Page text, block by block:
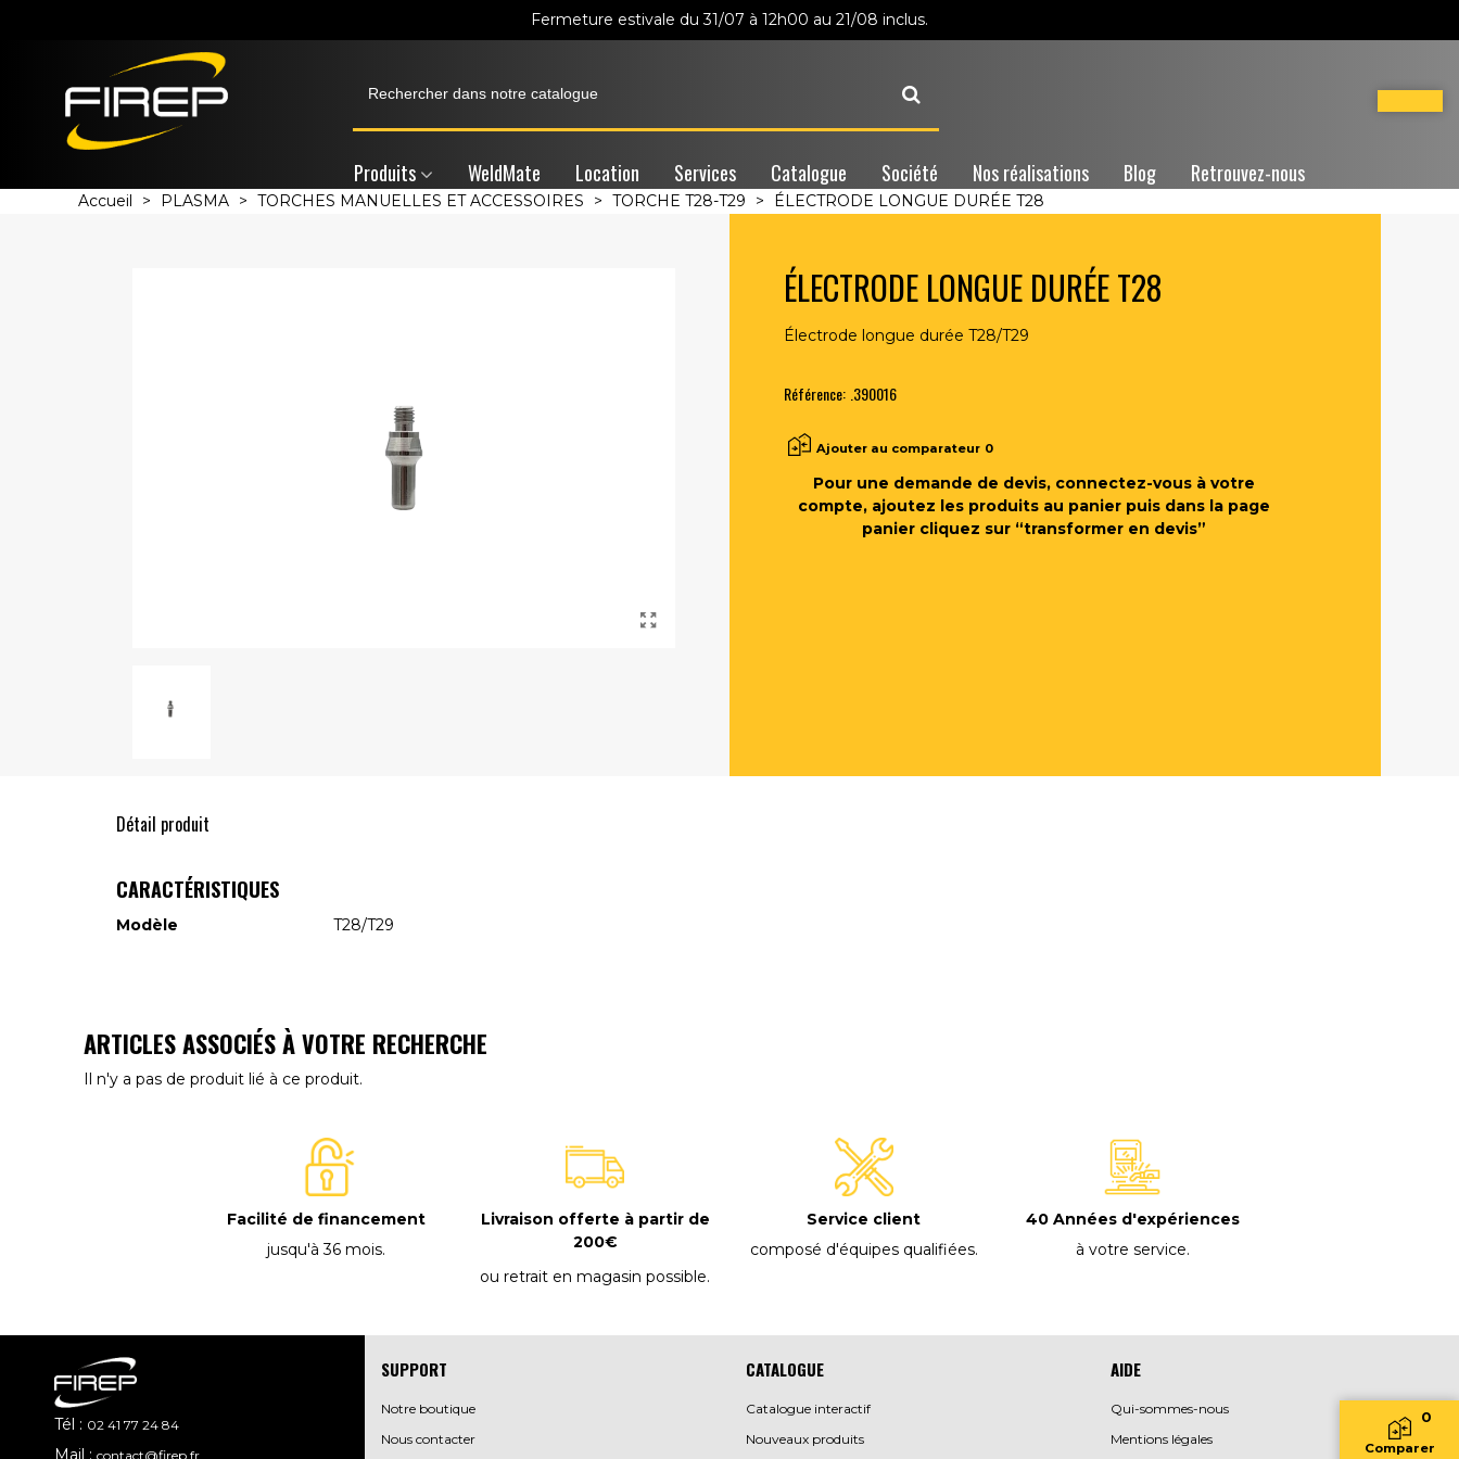
Fermeture estivale du 31/07 à 12h00 au 21/08 inclus.
Produits WeldMate Location Services Catalogue Société Nos réalisations Blog Retrouvez-nous
Accueil > PLASMA > TORCHES MANUELLES ET ACCESSOIRES > TORCHE T28-T29 > ÉLECTRODE LONGUE DURÉE T28
ÉLECTRODE LONGUE DURÉE T28
Électrode longue durée T28/T29
Référence: .390016
Ajouter au comparateur 0
Pour une demande de devis, connectez-vous à votre
compte, ajoutez les produits au panier puis dans la page
panier cliquez sur “transformer en devis”
Détail produit
CARACTÉRISTIQUES
Modèle T28/T29
ARTICLES ASSOCIÉS À VOTRE RECHERCHE
Il n'y a pas de produit lié à ce produit.
Facilité de financement
jusqu'à 36 mois.
Livraison offerte à partir de
200€
ou retrait en magasin possible.
Service client
composé d'équipes qualifiées.
40 Années d'expériences
à votre service.
AIDE
Qui-sommes-nous
Mentions légales
CATALOGUE
Catalogue interactif
Nouveaux produits
SUPPORT
Notre boutique
Nous contacter
Tél : 02 41 77 24 84
Mail : contact@firep.fr Comparer
0